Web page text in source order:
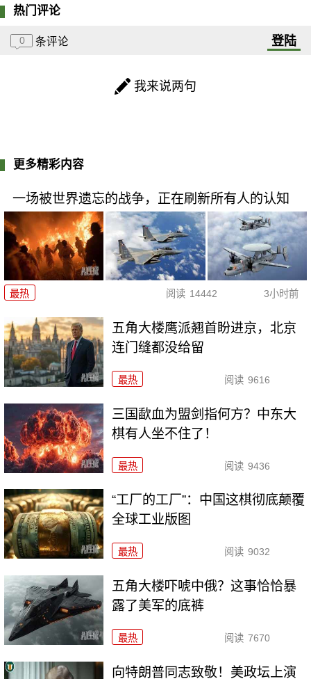
热门评论
0 条评论 登陆
我来说两句
更多精彩内容
一场被世界遗忘的战争，正在刷新所有人的认知
最热 阅读 14442 3小时前
五角大楼鹰派翘首盼进京，北京
连门缝都没给留
最热 阅读 9616
三国歃血为盟剑指何方？中东大
棋有人坐不住了！
最热 阅读 9436
“工厂的工厂”：中国这棋彻底颠覆
全球工业版图
最热 阅读 9032
五角大楼吓唬中俄？这事恰恰暴
露了美军的底裤
最热 阅读 7670
向特朗普同志致敬！美政坛上演